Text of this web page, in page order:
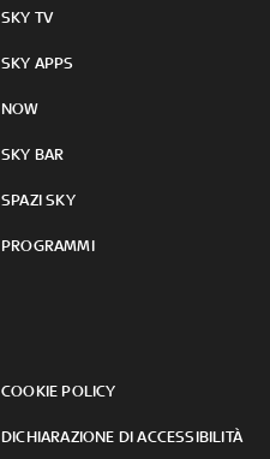
SKY TV
SKY APPS
NOW
SKY BAR
SPAZI SKY
PROGRAMMI
COOKIE POLICY
DICHIARAZIONE DI ACCESSIBILITÀ